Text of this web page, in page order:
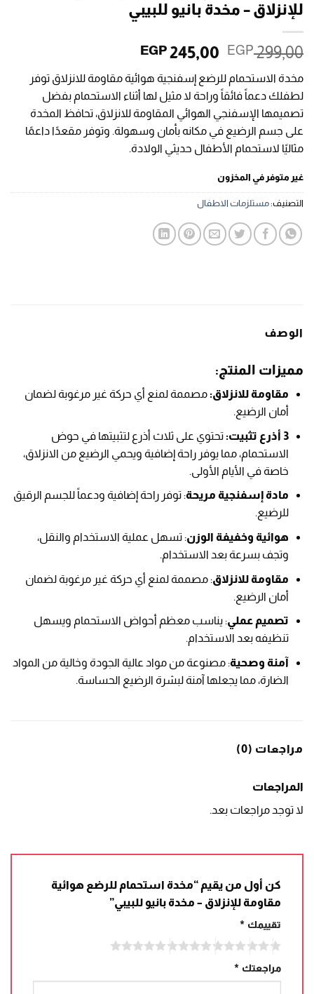
للإنزلاق – مخدة بانيو للبيبي
EGP299,00
السعر
هو:
EGP 299,00.
EGP245,00
الحالي
هو:
EGP 245,00.
مخدة الاستحمام للرضع إسفنجية هوائية مقاومة للانزلاق توفر
لطفلك دعماً فائقاً وراحة لا مثيل لها أثناء الاستحمام بفضل
تصميمها الإسفنجي الهوائي المقاومة للانزلاق، تحافظ المخدة
على جسم الرضيع في مكانه بأمان وسهولة. وتوفر مقعدًا داعمًا
مثاليًا لاستحمام الأطفال حديثي الولادة.
غير متوفر في المخزون
التصنيف:مستلزمات الاطفال
الوصف
مميزات المنتج:
مقاومة للانزلاق: مصممة لمنع أي حركة غير مرغوبة لضمان
أمان الرضيع.
3 أذرع تثبيت:
تحتوي على ثلاث أذرع لتثبيتها في حوض
الاستحمام، مما يوفر راحة إضافية ويحمي الرضيع من الانزلاق،
خاصة في الأيام الأولى.
مادة إسفنجية مريحة: توفر راحة إضافية ودعماً للجسم الرقيق
للرضيع.
هوائية وخفيفة الوزن: تسهل عملية الاستخدام والنقل،
وتجف بسرعة بعد الاستخدام.
مقاومة للانزلاق: مصممة لمنع أي حركة غير مرغوبة لضمان
أمان الرضيع.
تصميم عملي: يناسب معظم أحواض الاستحمام ويسهل
تنظيفه بعد الاستخدام.
آمنة وصحية: مصنوعة من مواد عالية الجودة وخالية من المواد
الضارة، مما يجعلها آمنة لبشرة الرضيع الحساسة.
مراجعات (0)
المراجعات
لا توجد مراجعات بعد.
كن أول من يقيم “مخدة استحمام للرضع هوائية
مقاومة للإنزلاق – مخدة بانيو للبيبي”
تقييمك *
مراجعتك *